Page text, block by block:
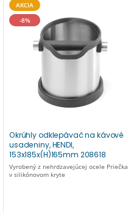
AKCIA
-8%
Okrúhly odklepávač na kávové
usadeniny, HENDI,
153x185x(H)165mm 208618
Vyrobený z nehrdzavejúcej ocele Priečka
v silikónovom kryte